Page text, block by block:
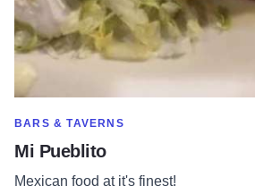
SHOW MORE IN CATEGORY OF
BARS & TAVERNS
Mi Pueblito
Mexican food at it's finest!